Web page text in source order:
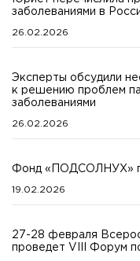
заболеваниями в
26.02.2026
Эксперты обсудили
к решению проблем
заболеваниями
26.02.2026
Фонд «ПОДСОЛНУХ»
19.02.2026
27-28 февраля
проведет VIII Форум